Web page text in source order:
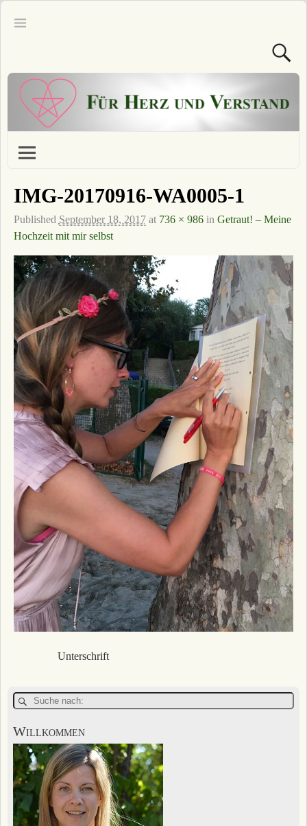
IMG-20170916-WA0005-1
Published September 18, 2017at 736 × 986in Getraut! – Meine
Hochzeit mit mir selbst
Unterschrift
Willkommen